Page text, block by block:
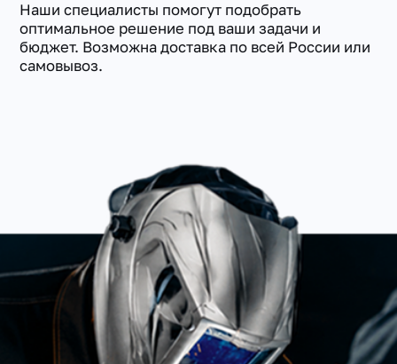
Наши специалисты помогут подобрать
оптимальное решение под ваши задачи и
бюджет. Возможна доставка по всей России или
самовывоз.